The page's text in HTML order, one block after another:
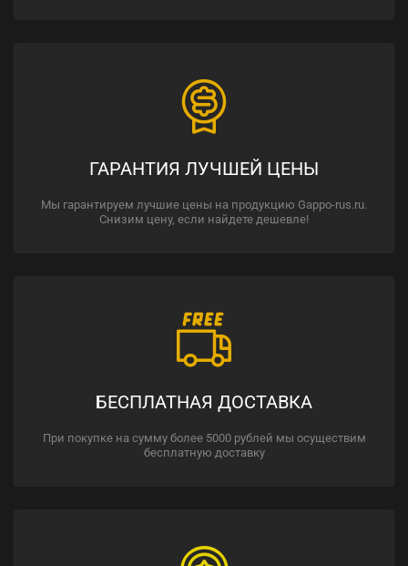
ГАРАНТИЯ ЛУЧШЕЙ ЦЕНЫ
Мы гарантируем лучшие цены на продукцию Gappo-rus.ru.
Снизим цену, если найдете дешевле!
БЕСПЛАТНАЯ ДОСТАВКА
При покупке на сумму более 5000 рублей мы осуществим
бесплатную доставку